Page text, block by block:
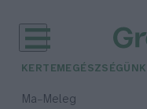
KERTEM EGÉSZSÉGÜNK
Ma– Meleg